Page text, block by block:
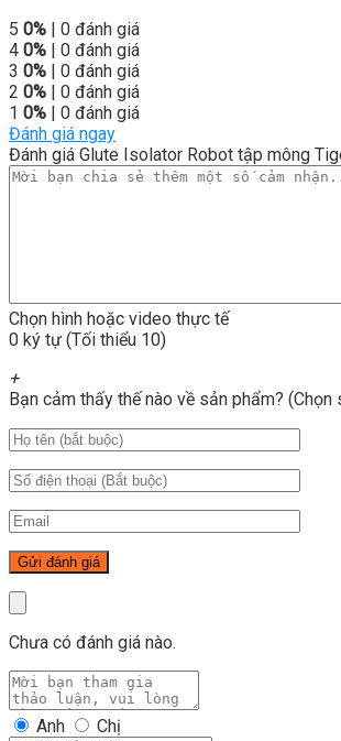
5 0% | 0 đánh giá
4 0% | 0 đánh giá
3 0% | 0 đánh giá
2 0% | 0 đánh giá
1 0% | 0 đánh giá
Đánh giá ngay
Đánh giá Glute Isolator Robot tập mông
Chọn hình hoặc video thực tế
0 ký tự (Tối thiểu 10)
+
Bạn cảm thấy thế nào về sản phẩm? (Chọn
Chưa có đánh giá nào.
Anh Chị